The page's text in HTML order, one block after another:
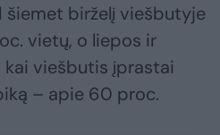
šiemet birželį viešbutyje
vietų, o liepos ir
kai viešbutis įprastai
– apie 60 proc.